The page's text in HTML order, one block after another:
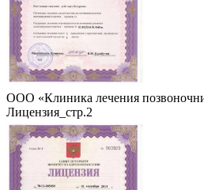
ООО «Клиника лечения
Лицензия_стр.2